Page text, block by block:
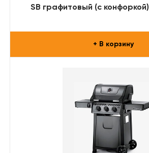
SB графитовый (с конфоркой)
+ В корзину